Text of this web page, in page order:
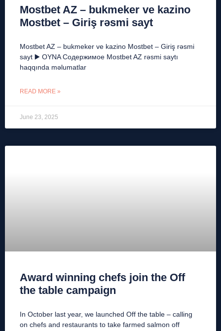
Mostbet AZ – bukmeker ve kazino
Mostbet – Giriş rəsmi sayt
Mostbet AZ – bukmeker ve kazino Mostbet – Giriş rəsmi
sayt ▶️ OYNA Содержимое Mostbet AZ rəsmi saytı
haqqında məlumatlar
READ MORE »
June 23, 2025
Award winning chefs join the Off
the table campaign
In October last year, we launched Off the table – calling
on chefs and restaurants to take farmed salmon off